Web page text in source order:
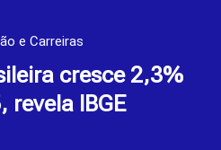
e Carreiras
cresce 2,3%
revela IBGE